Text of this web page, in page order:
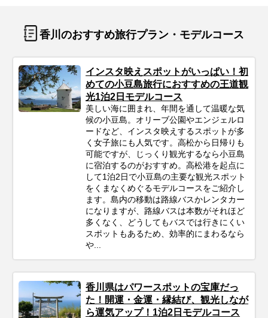
香川のおすすめ旅行プラン・モデルコース
インスタ映えスポットがいっぱい！初
めての小豆島旅行におすすめの王道観
光1泊2日モデルコース
美しい海に囲まれ、年間を通して温暖な気
候の小豆島。オリーブ公園やエンジェルロ
ードなど、インスタ映えするスポットが多
く女子旅にも人気です。高松から日帰りも
可能ですが、じっくり観光するなら小豆島
に宿泊するのがおすすめ。高松港を起点に
して1泊2日で小豆島の主要な観光スポット
をくまなくめぐるモデルコースをご紹介し
ます。島内の移動は路線バスかレンタカー
になりますが、路線バスは本数がそれほど
多くなく、どうしてもバスでは行きにくい
スポットもあるため、効率的にまわるなら
や...
香川県はパワースポットの宝庫だっ
た！開運・金運・縁結び、観光しなが
ら運気アップ！1泊2日モデルコース